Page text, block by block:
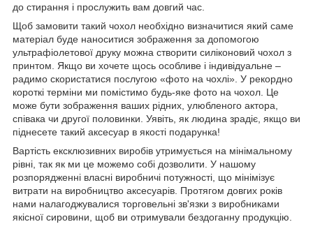
до стирання і прослужить вам довгий час.
Щоб замовити такий чохол необхідно визначитися який саме
матеріал буде наноситися зображення за допомогою
ультрафіолетової друку можна створити силіконовий чохол з
принтом. Якщо ви хочете щось особливе і індивідуальне –
радимо скористатися послугою «фото на чохлі». У рекордно
короткі терміни ми помістимо будь-яке фото на чохол. Це
може бути зображення ваших рідних, улюбленого актора,
співака чи другої половинки. Уявіть, як людина зрадіє, якщо ви
піднесете такий аксесуар в якості подарунка!
Вартість ексклюзивних виробів утримується на мінімальному
рівні, так як ми це можемо собі дозволити. У нашому
розпорядженні власні виробничі потужності, що мінімізує
витрати на виробництво аксесуарів. Протягом довгих років
нами налагоджувалися торговельні зв'язки з виробниками
якісної сировини, щоб ви отримували бездоганну продукцію.